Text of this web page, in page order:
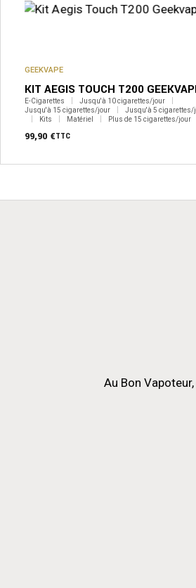
GEEKVAPE
KIT AEGIS TOUCH T200
E-Cigarettes
Jusqu'à 10 cigarettes/jour
Jusqu'à 15 cigarettes/jour
Jusqu'à 5 cigarettes/
Kits
Matériel Plus de 15 cigarettes/jour
99,90 €TTC
Au Bon